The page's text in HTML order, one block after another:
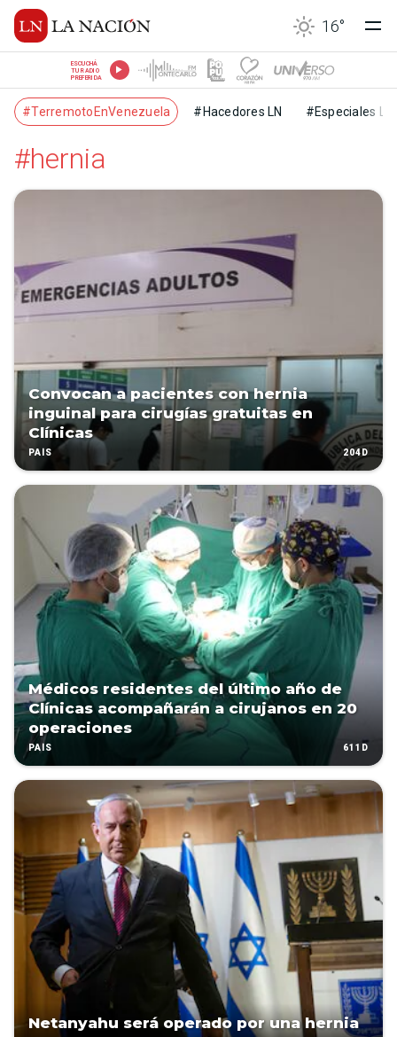
16°
ESCUCHÁ
TU RADIO
PREFERIDA
#TerremotoEnVenezuela #Hacedores LN #Especiales LN
#hernia
Convocan a pacientes con hernia
inguinal para cirugías gratuitas en
Clínicas
PAÍS 204D
Médicos residentes del último año de
Clínicas acompañarán a cirujanos en 20
operaciones
PAÍS 611D
Netanyahu será operado por una hernia